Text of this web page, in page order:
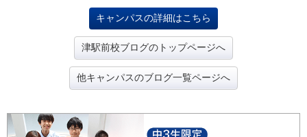
キャンパスの詳細はこちら
津駅前校ブログのトップページへ
他キャンパスのブログ一覧ページへ